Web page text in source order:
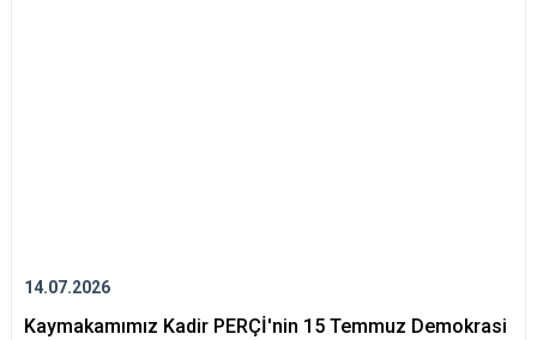
14.07.2026
Kaymakamımız Kadir PERÇİ'nin 15 Temmuz Demokrasi